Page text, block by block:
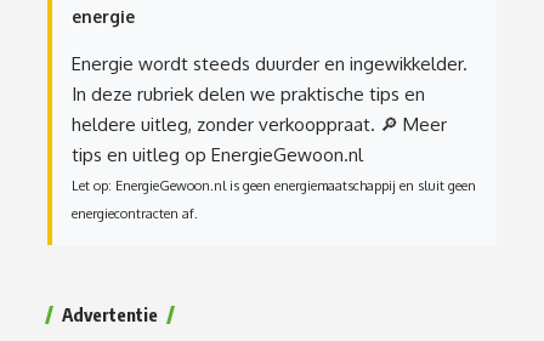
energie
Energie wordt steeds duurder en ingewikkelder.
In deze rubriek delen we praktische tips en
heldere uitleg, zonder verkooppraat. 🔎 Meer
tips en uitleg op EnergieGewoon.nl
Let op: EnergieGewoon.nl is geen energiemaatschappij en sluit geen
energiecontracten af.
Advertentie